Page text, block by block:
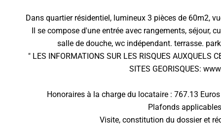
Dans quartier résidentiel, lumineux 3 pièces de 60m2,
Il se compose d'une entrée avec rangements, séjour,
salle de douche, wc indépendant. terrasse.
" LES INFORMATIONS SUR LES RISQUES AUXQUELS
SITES GEORISQUES:
Honoraires à la charge du locataire : 767.13
Plafonds
Visite, constitution du dossier et